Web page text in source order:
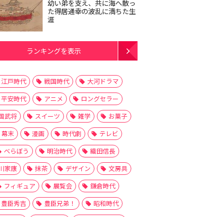
幼い弟を支え、共に海へ散っ
た得居通幸の波乱に満ちた生
涯
ランキングを表示
江戸時代 戦国時代
大河ドラマ
平安時代
アニメ
ロングセラー
武将
スイーツ 雑学
お菓子
幕末
漫画 時代劇
テレビ
べらぼう
明治時代
織田信長
家康
抹茶 デザイン
文房具
フィギュア
展覧会
鎌倉時代
豊臣秀吉
豊臣兄弟！
昭和時代